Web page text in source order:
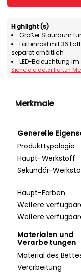
Highlight(s)
Großer Stauraum
Lattenrost mit 36
separat erhältlich
LED-Beleuchtung
Siehe die detaillierten
Merkmale
Generelle
Produkttypologie
Haupt-Werkstoff
Sekundär-
Haupt-Farben
Weitere
Weitere
Materialen und
Verarbeitungen
Material des
Verarbeitung